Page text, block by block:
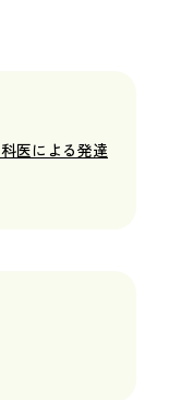
医による発達